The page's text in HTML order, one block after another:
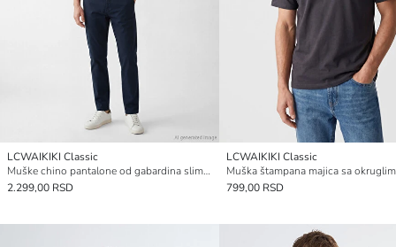
LCWAIKIKI Classic
Muške chino pantalone od gabardina slim kroja
2.299,00 RSD
LCWAIKIKI Classic
799,00 RSD